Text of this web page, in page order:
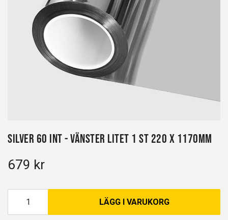
Silver 60 INT - Vänster litet 1 st 220 x 1170mm
679 kr
LÄGG I VARUKORG